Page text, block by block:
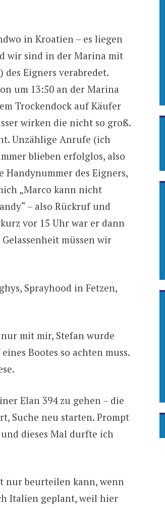
in Kroatien – es liegen
wir sind in der Marina mit
Eigners verabredet.
um 13:50 an der Marina
Trockendock auf Käufer
wirken die nicht so groß.
Unzählige Anrufe (ich
blieben erfolglos, also
Handynummer des Eigners,
„Marco kann nicht
– also Rückruf und
vor 15 Uhr war er dann
müssen wir
Sprayhood in Fetzen,
mit mir, Stefan wurde
Bootes so achten muss.
Elan 394 zu gehen – die
Suche neu starten. Prompt
dieses Mal durfte ich
nur beurteilen kann, wenn
Italien geplant, weil hier